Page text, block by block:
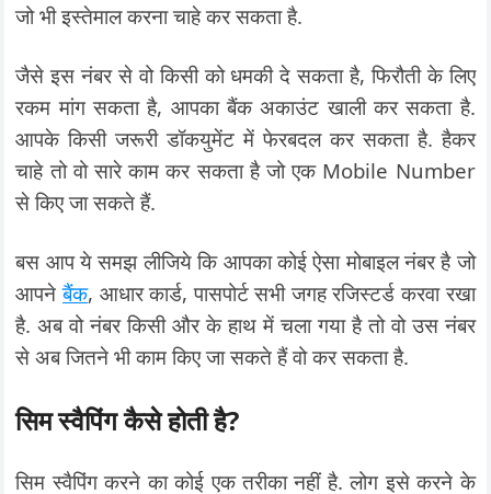
जो भी इस्तेमाल करना चाहे कर सकता है.
जैसे इस नंबर से वो किसी को धमकी दे सकता है, फिरौती के लिए
रकम मांग सकता है, आपका बैंक अकाउंट खाली कर सकता है.
आपके किसी जरूरी डॉकयुमेंट में फेरबदल कर सकता है. हैकर
चाहे तो वो सारे काम कर सकता है जो एक Mobile Number
से किए जा सकते हैं.
बस आप ये समझ लीजिये कि आपका कोई ऐसा मोबाइल नंबर है जो
आपनेबैंक, आधार कार्ड, पासपोर्ट सभी जगह रजिस्टर्ड करवा रखा
है. अब वो नंबर किसी और के हाथ में चला गया है तो वो उस नंबर
से अब जितने भी काम किए जा सकते हैं वो कर सकता है.
सिम स्वैपिंग कैसे होती है?
सिम स्वैपिंग करने का कोई एक तरीका नहीं है. लोग इसे करने के